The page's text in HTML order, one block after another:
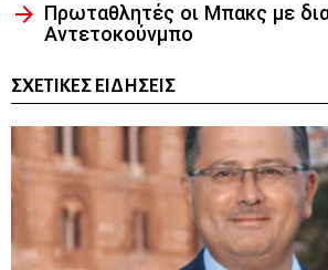
Πρωταθλητές οι Μπακς με
Αντετοκούνμπο
ΣΧΕΤΙΚΈΣ ΕΙΔΉΣΕΙΣ